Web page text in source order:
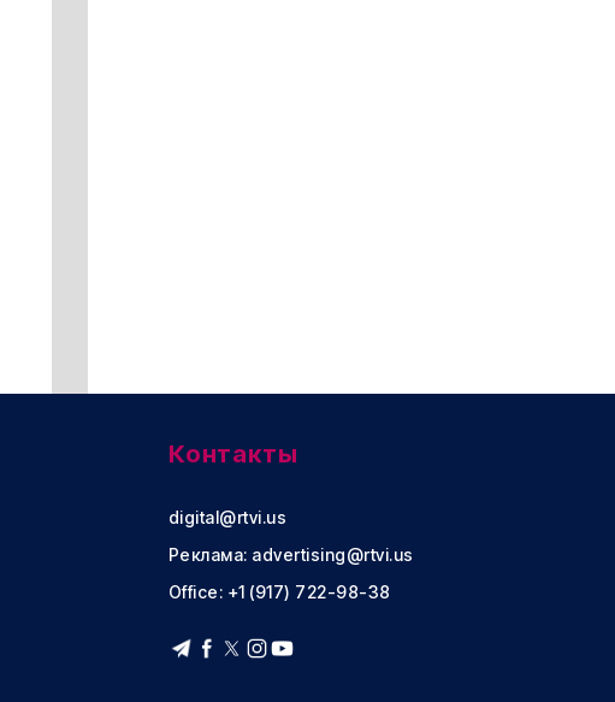
Контакты
digital@rtvi.us
Реклама: advertising@rtvi.us
Office: +1 (917) 722-98-38